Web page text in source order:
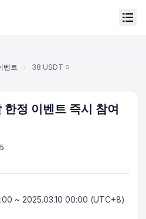
벤트 38 USDT 여성의 날 한정 이벤트 즉
정 이벤트 즉시 참여
~ 2025.03.10 00:00 (UTC+8)